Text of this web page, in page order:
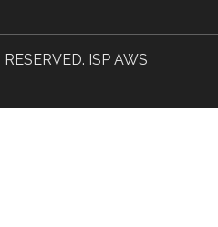
ISP AWS